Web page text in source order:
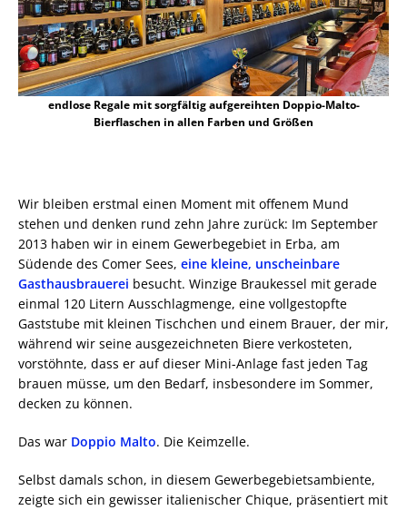
endlose Regale mit sorgfältig aufgereihten Doppio-Malto-
Bierflaschen in allen Farben und Größen
Wir bleiben erstmal einen Moment mit offenem Mund
stehen und denken rund zehn Jahre zurück: Im September
2013 haben wir in einem Gewerbegebiet in Erba, am
Südende des Comer Sees, eine kleine, unscheinbare
Gasthausbrauerei besucht. Winzige Braukessel mit gerade
einmal 120 Litern Ausschlagmenge, eine vollgestopfte
Gaststube mit kleinen Tischchen und einem Brauer, der mir,
während wir seine ausgezeichneten Biere verkosteten,
vorstöhnte, dass er auf dieser Mini-Anlage fast jeden Tag
brauen müsse, um den Bedarf, insbesondere im Sommer,
decken zu können.
Das war Doppio Malto. Die Keimzelle.
Selbst damals schon, in diesem Gewerbegebietsambiente,
zeigte sich ein gewisser italienischer Chique, präsentiert mit